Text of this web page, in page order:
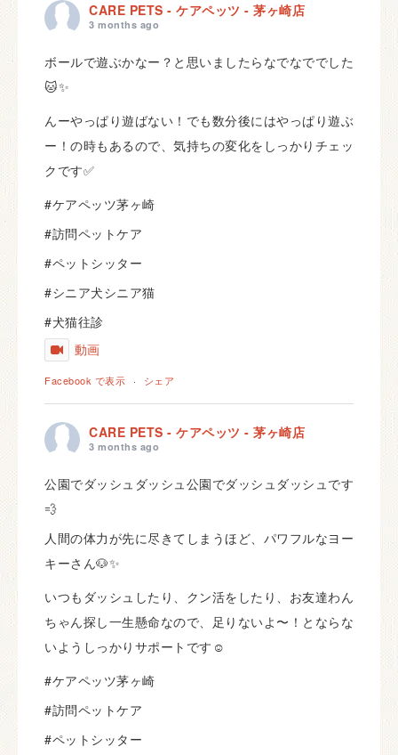
CARE PETS - ケアペッツ - 茅ヶ崎店
3 months ago
ボールで遊ぶかなー？と思いましたらなでなででした
🐱✨
んーやっぱり遊ばない！でも数分後にはやっぱり遊ぶ
ー！の時もあるので、気持ちの変化をしっかりチェッ
クです✅
#ケアペッツ茅ヶ崎
#訪問ペットケア
#ペットシッター
#シニア犬シニア猫
#犬猫往診
動画
Facebook で表示 · シェア
CARE PETS - ケアペッツ - 茅ヶ崎店
3 months ago
公園でダッシュダッシュ公園でダッシュダッシュです
💨
人間の体力が先に尽きてしまうほど、パワフルなヨー
キーさん🐶✨
いつもダッシュしたり、クン活をしたり、お友達わん
ちゃん探し一生懸命なので、足りないよ〜！とならな
いようしっかりサポートです☺️
#ケアペッツ茅ヶ崎
#訪問ペットケア
#ペットシッター